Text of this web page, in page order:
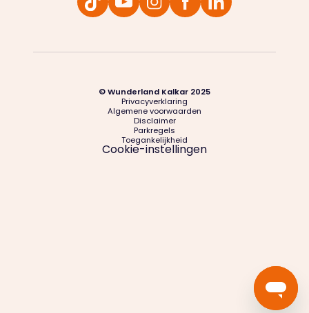
© Wunderland Kalkar 2025
Privacyverklaring
Algemene voorwaarden
Disclaimer
Parkregels
Toegankelijkheid
Cookie-instellingen